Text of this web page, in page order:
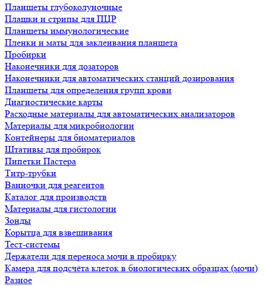
Планшеты глубоколуночные
Плашки и стрипы для ПЦР
Планшеты иммунологические
Пленки и маты для заклеивания планшета
Пробирки
Наконечники для дозаторов
Наконечники для автоматических станций дозирования
Планшеты для определения групп крови
Диагностические карты
Расходные материалы для автоматических анализаторов
Материалы для микробиологии
Контейнеры для биоматериалов
Штативы для пробирок
Пипетки Пастера
Титр-трубки
Ванночки для реагентов
Каталог для производств
Материалы для гистологии
Зонды
Корытца для взвешивания
Тест-системы
Держатели для переноса мочи в пробирку
Камера для подсчёта клеток в биологических образцах (мочи)
Разное